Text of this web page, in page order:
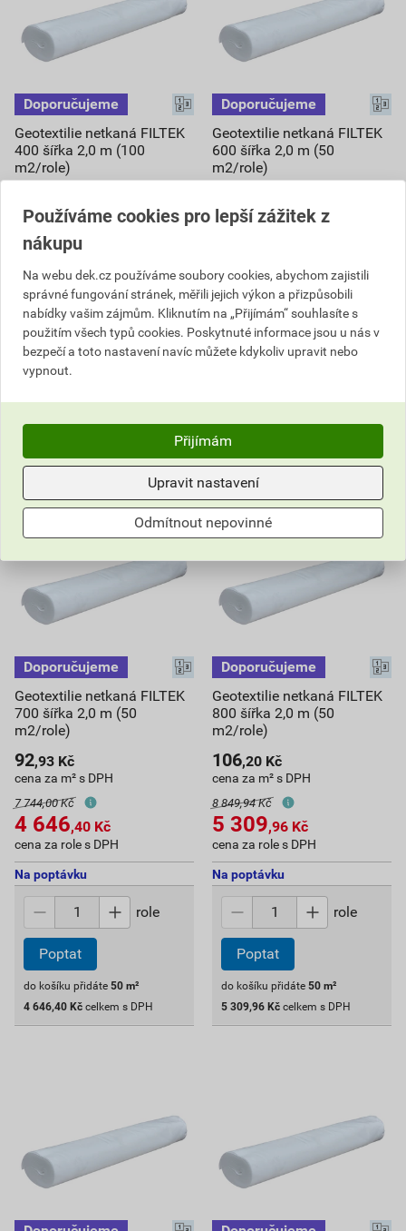
Geotextilie netkaná FILTEK
400 šířka 2,0 m (100
m2/role)
cena za m² s DPH
8 849,94 Kč
5 309
cena za role s DPH
Na poptávku
role
do košíku přidáte 100 m²
Geotextilie netkaná FILTEK
600 šířka 2,0 m (50
m2/role)
cena za m² s DPH
cena za role s DPH
Na poptávku
role
do košíku přidáte 50 m²
3 982,47
Geotextilie netkaná FILTEK
700 šířka 2,0 m (50
m2/role)
92,93 Kč
cena za m² s DPH
7 744,00 Kč
4 646,40 Kč
cena za role s DPH
Na poptávku
role
Poptat
do košíku přidáte 50 m²
4 646,40 Kč celkem s DPH
Geotextilie netkaná FILTEK
800 šířka 2,0 m (50
m2/role)
106,20 Kč
cena za m² s DPH
8 849,94 Kč
5 309,96 Kč
cena za role s DPH
Na poptávku
role
Poptat
do košíku přidáte 50 m²
5 309,96 Kč celkem s DPH
Používáme cookies pro lepší zážitek z
nákupu
Na webu dek.cz používáme soubory cookies, abychom zajistili
správné fungování stránek, měřili jejich výkon a přizpůsobili
nabídky vašim zájmům. Kliknutím na „Přijímám“ souhlasíte s
použitím všech typů cookies. Poskytnuté informace jsou u nás v
bezpečí a toto nastavení navíc můžete kdykoliv upravit nebo
vypnout.
Přijímám
Upravit nastavení
Odmítnout nepovinné